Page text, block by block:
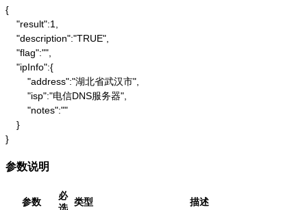
{
    "result":1,
    "description":"TRUE",
    "flag":"",
    "ipInfo":{
        "address":"湖北省武汉市",
        "isp":"电信DNS服务器",
        "notes":""
    }
}
参数说明
参数
必
类型 描述